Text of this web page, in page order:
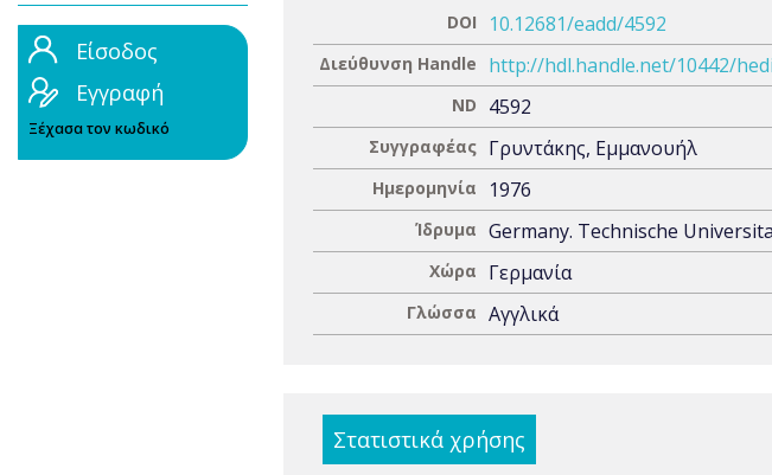
Είσοδος
Εγγραφή
Ξέχασα τον κωδικό
DOI 10.12681/eadd/4592
Διεύθυνση Handle http://hdl.handle.net/10442/
ND 4592
Συγγραφέας Γρυντάκης, Εμμανουήλ
Ημερομηνία 1976
Ίδρυμα Germany. Technische
Χώρα Γερμανία
Γλώσσα Αγγλικά
Στατιστικά χρήσης